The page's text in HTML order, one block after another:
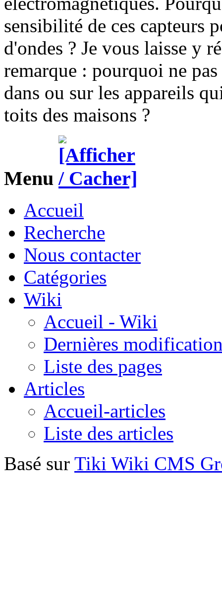
sensibilité de ces capteurs
d'ondes ? Je vous laisse y
remarque : pourquoi ne
dans ou sur les appareils
toits des maisons ?
Menu
Accueil
Recherche
Nous contacter
Catégories
Wiki
Accueil - Wiki
Dernières
Liste des pages
Articles
Accueil-articles
Liste des articles
Basé sur Tiki Wiki CMS